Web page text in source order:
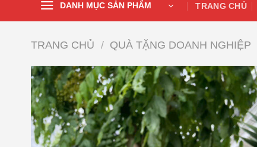
DANH MỤC SẢN PHẨM TRANG CHỦ
TRANG CHỦ / QUÀ TẶNG DOANH NGHIỆP